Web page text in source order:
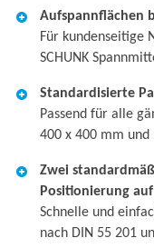
Aufspannflächen
Für kundenseitige
SCHUNK
Standardisierte
Passend für alle
400 x 400 mm und
Zwei
Positionierung
Schnelle und
nach DIN 55 201